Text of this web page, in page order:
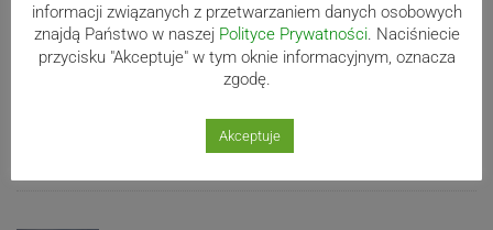
Sport
Mistrzowie świata z MCK Żywiec!
informacji związanych z przetwarzaniem danych osobowych
znajdą Państwo w naszej Polityce Prywatności. Naciśniecie
przycisku "Akceptuje" w tym oknie informacyjnym, oznacza
zgodę.
Akceptuje